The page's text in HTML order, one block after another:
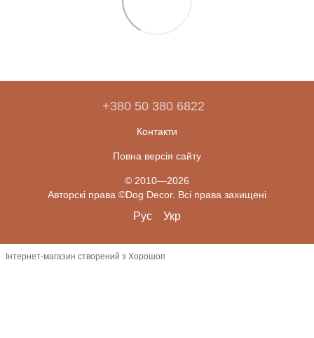
+380 50 380 6822
Контакти
Повна версія сайту
© 2010—2026
Авторскі права ©Dog Decor. Всі права захищені
Рус Укр
Інтернет-магазин створений з Хорошоп